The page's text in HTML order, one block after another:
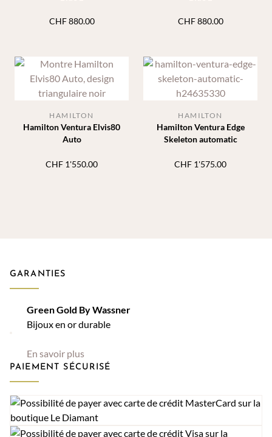
CHF880.00 CHF880.00
Hamilton Ventura Elvis80
Auto
HAMILTON
CHF 1'550.00
Hamilton Ventura Edge
Skeleton automatic
HAMILTON
CHF 1'575.00
GARANTIES
Green Gold By Wassner
Bijoux en or durable
En savoir plus
PAIEMENT SÉCURISÉ